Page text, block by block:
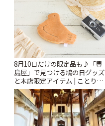
8月10日だけの限定品も♪「豊
島屋」で見つける鳩の日グッズ
と本店限定アイテム | ことりっ
ぷ